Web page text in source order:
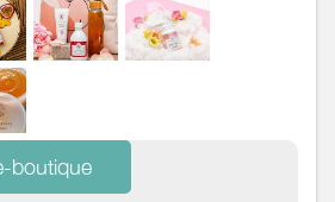
et donc disponible pour vous
bien être et beauté soit
petit groupe au travers
de partage et de découverte
contacter si vous souhaitez en
boutique